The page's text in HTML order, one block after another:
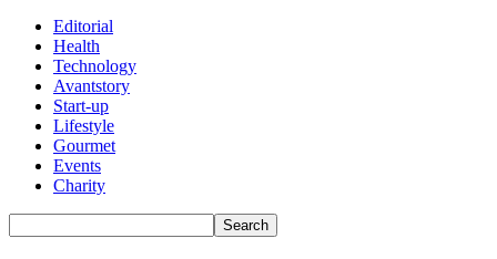
Editorial
Health
Technology
Avantstory
Start-up
Lifestyle
Gourmet
Events
Charity
Search